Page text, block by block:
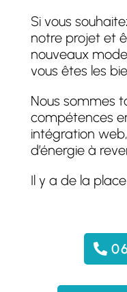
Si vous
notre projet et
nouveaux
vous êtes les
Nous sommes
compétences
intégration
d’énergie à
Il y a de la